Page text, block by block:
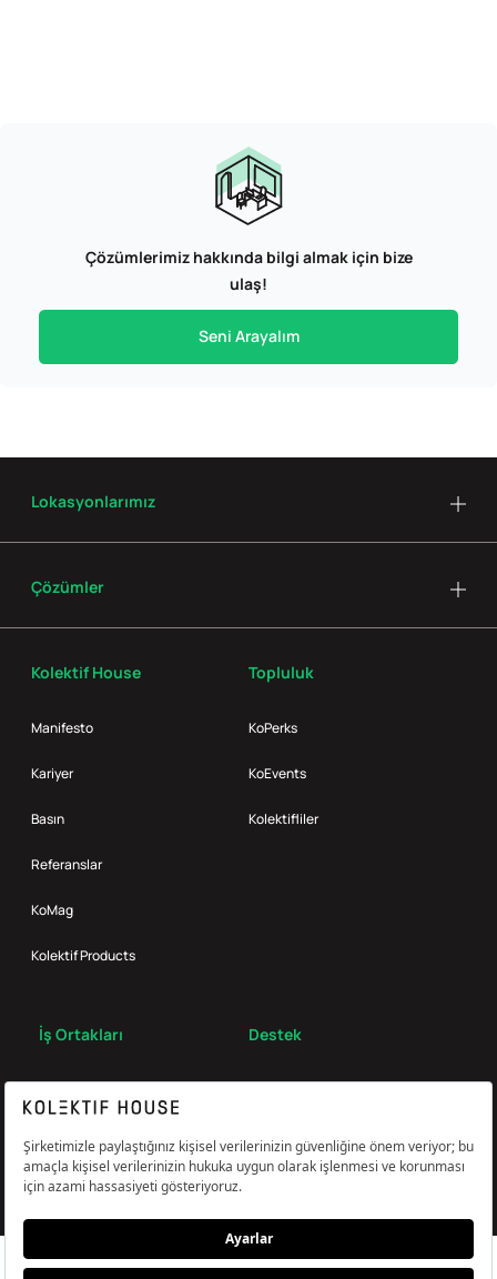
Çözümlerimiz hakkında bilgi almak için bize
ulaş!
Seni Arayalım
Kolektif House
Manifesto
Kariyer
Basın
Referanslar
KoMag
Kolektif Products
Topluluk
KoPerks
KoEvents
Kolektifliler
İş Ortakları Destek
Lokasyonlarımız
Çözümler
Çerez Tercihlerini Yönetin